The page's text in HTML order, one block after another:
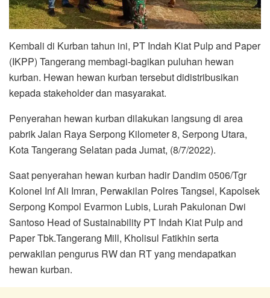
Kembali di Kurban tahun ini, PT Indah Kiat Pulp and Paper
(IKPP) Tangerang membagi-bagikan puluhan hewan
kurban. Hewan hewan kurban tersebut didistribusikan
kepada stakeholder dan masyarakat.
Penyerahan hewan kurban dilakukan langsung di area
pabrik Jalan Raya Serpong Kilometer 8, Serpong Utara,
Kota Tangerang Selatan pada Jumat, (8/7/2022).
Saat penyerahan hewan kurban hadir Dandim 0506/Tgr
Kolonel Inf Ali Imran, Perwakilan Polres Tangsel, Kapolsek
Serpong Kompol Evarmon Lubis, Lurah Pakulonan Dwi
Santoso Head of Sustainability PT Indah Kiat Pulp and
Paper Tbk.Tangerang Mill, Kholisul Fatikhin serta
perwakilan pengurus RW dan RT yang mendapatkan
hewan kurban.